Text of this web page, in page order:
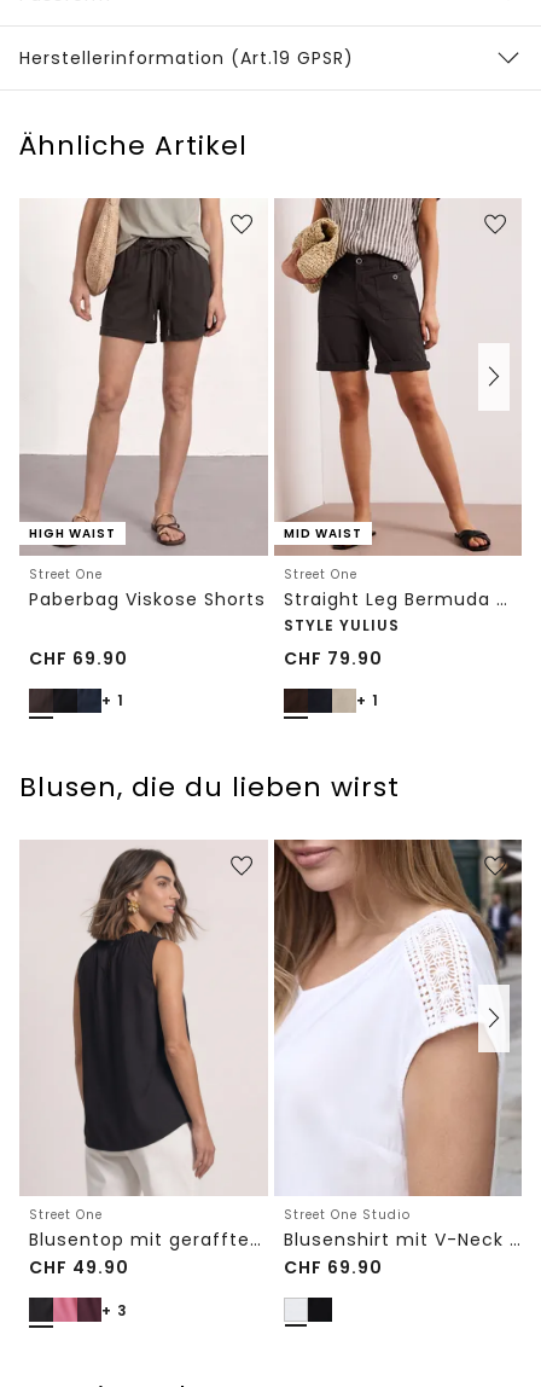
Herstellerinformation (Art.19 GPSR)
Ähnliche Artikel
HIGH WAIST
Street One
Paberbag Viskose Shorts
CHF 69.90
+ 1
MID WAIST
Street One
Straight Leg Bermuda mit Turn-Up
STYLE YULIUS
CHF 79.90
+ 1
Blusen, die du lieben wirst
Street One
Blusentop mit gerafftem Rundhals
CHF 49.90
+ 3
Street One Studio
Blusenshirt mit V-Neck und Spitze
CHF 69.90